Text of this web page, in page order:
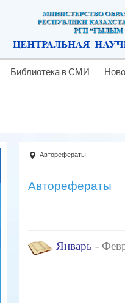
Библиотека в СМИ
Авторефераты
Авторефераты
Январь -